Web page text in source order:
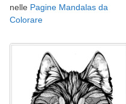
nelle Pagine Mandalas da
Colorare